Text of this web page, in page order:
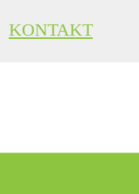
KONTAKT